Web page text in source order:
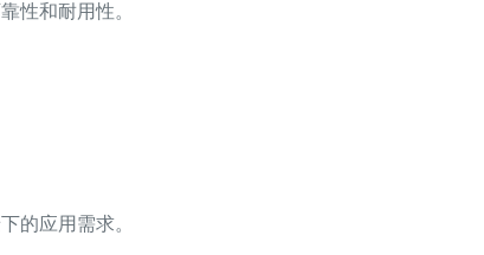
性和耐用性。
的应用需求。